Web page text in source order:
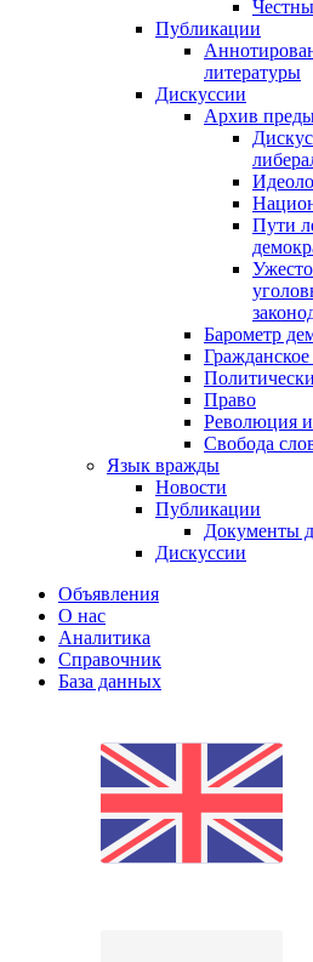
Публикации
литературы
Дискуссии
Архив
Пути
Барометр
Право
Революция
Свобода
Язык вражды
Новости
Публикации
Документы
Дискуссии
Объявления
О нас
Аналитика
Справочник
База данных